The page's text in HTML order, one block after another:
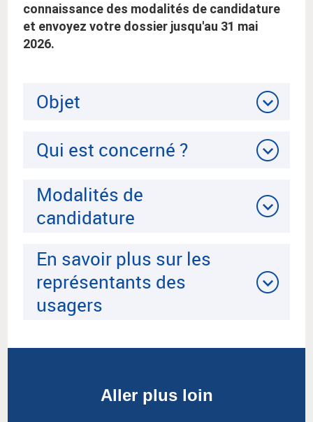
connaissance des modalités de candidature
et envoyez votre dossier jusqu'au 31 mai
2026.
Objet
Qui est concerné ?
Modalités de
candidature
En savoir plus sur les
représentants des
usagers
Aller plus loin